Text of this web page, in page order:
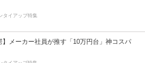
タイアップ特集
】メーカー社員が推す「10万円台」神コスパ